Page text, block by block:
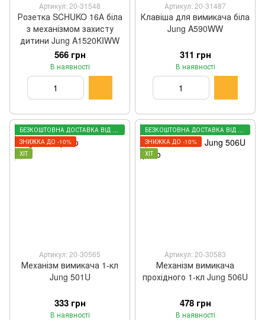
Артикул: 20-31548
Розетка SCHUKO 16А біла
з механізмом захисту
дитини Jung A1520KIWW
566 грн
В наявності
Артикул: 20-31487
Клавіша для вимикача біла
Jung A590WW
311 грн
В наявності
БЕЗКОШТОВНА ДОСТАВКА ВІД 3000 ГРН
ЗНИЖКА ДО -10%
ХІТ
Артикул: 20-30565
Механізм вимикача 1-кл
Jung 501U
333 грн
В наявності
БЕЗКОШТОВНА ДОСТАВКА ВІД 3000 ГРН
ЗНИЖКА ДО -10%
ХІТ
Артикул: 20-30583
Механізм вимикача
прохідного 1-кл Jung 506U
478 грн
В наявності